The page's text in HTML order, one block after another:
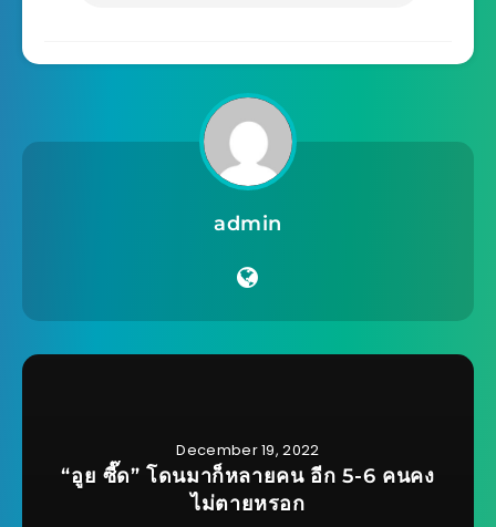
admin
December 19, 2022
“อูย ซี๊ด” โดนมาก็หลายคน อีก 5-6 คนคง
ไม่ตายหรอก